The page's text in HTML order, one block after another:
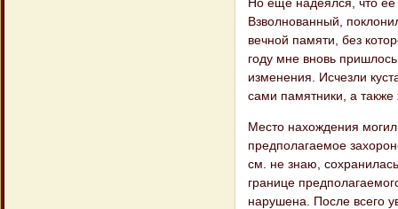
Взволнованный,
вечной памяти, без
году мне вновь
изменения. Исчезли
сами памятники, а также
Место нахождения
предполагаемое
см. не знаю,
границе
нарушена. После всего